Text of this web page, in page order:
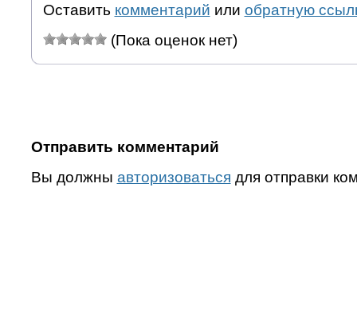
Оставить комментарий или обратную
(Пока оценок нет)
Отправить комментарий
Вы должны авторизоваться для отправки